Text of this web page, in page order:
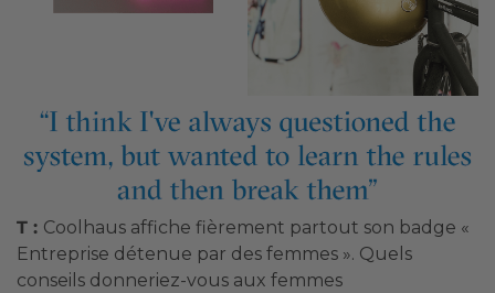
T : Coolhaus affiche fièrement partout son badge «
Entreprise détenue par des femmes ». Quels
conseils donneriez-vous aux femmes